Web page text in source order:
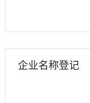
企业名称登记